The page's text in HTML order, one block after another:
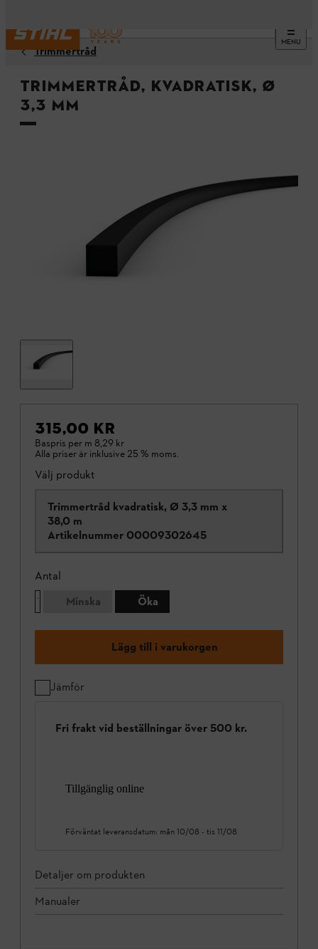
MENU
Trimmertråd
Trimmertråd, kvadratisk, Ø
3,3 mm
315,00 KR
Baspris per m 8,29 kr
Alla priser är inklusive 25 % moms.
Välj produkt
Trimmertråd kvadratisk, Ø 3,3 mm x
38,0 m
Artikelnummer 00009302645
Antal
Minska
Öka
Lägg till i varukorgen
Jämför
Fri frakt vid beställningar över 500 kr.
Tillgänglig online
Förväntat leveransdatum: mån 10/08 - tis 11/08
Detaljer om produkten
Manualer